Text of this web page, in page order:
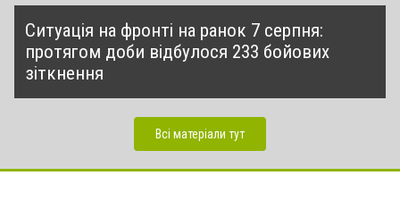
Ситуація на фронті на ранок 7 серпня:
протягом доби відбулося 233 бойових
зіткнення
Всі матеріали тут